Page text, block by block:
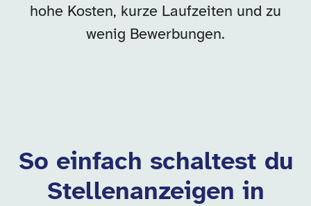
hohe Kosten, kurze Laufzeiten und zu
wenig Bewerbungen.
So einfach schaltest du
Stellenanzeigen in